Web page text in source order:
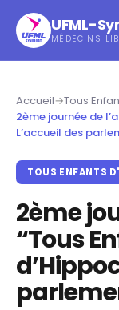
UFML-
MÉDECINS
Accueil→Tous
2ème journée de
L’accueil des
TOUS ENFANTS
2ème
“Tous